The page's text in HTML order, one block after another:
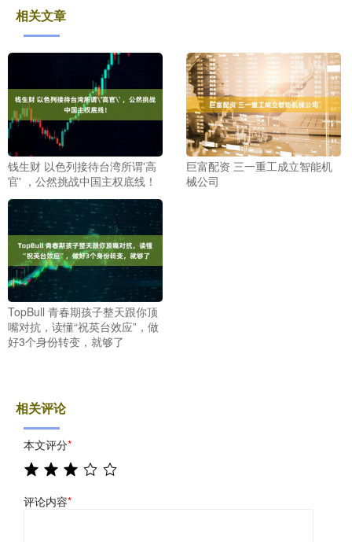
相关文章
钱生财 以色列接待台湾所谓'高
官' ，公然挑战中国主权底线！
巨富配资 三一重工成立智能机
械公司
TopBull 青春期孩子整天跟你顶
嘴对抗，读懂“祝英台效应”，做
好3个身份转变，就够了
相关评论
本文评分*
评论内容*